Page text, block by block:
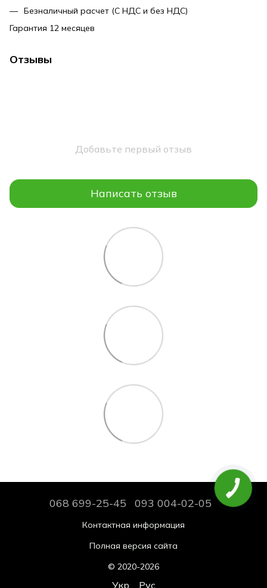
Безналичный расчет (С НДС и без НДС)
Гарантия 12 месяцев
Отзывы
Добавьте первый отзыв
Написать отзыв
068 699-25-45 093 004-02-05
Контактная информация
Полная версия сайта
© 2020-2026
Укр Рус